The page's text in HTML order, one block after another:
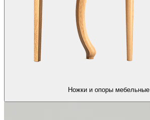
Ножки и опоры мебельные